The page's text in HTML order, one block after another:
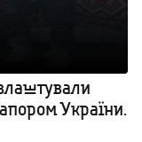
України.